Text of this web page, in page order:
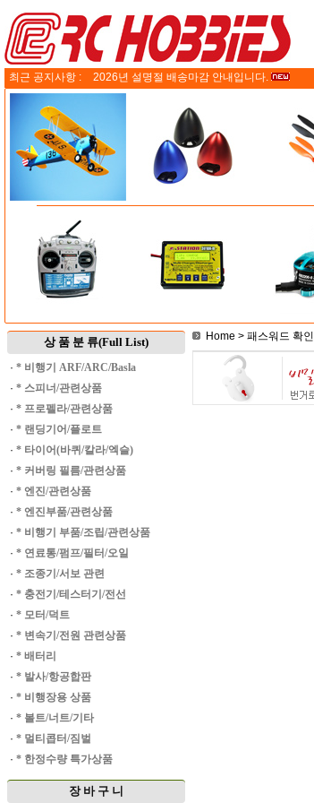
최근 공지사항 : 2026년 설명절 배송마감 안내입니다.
상 품 분 류(Full List)
· * 비행기 ARF/ARC/Basla
· * 스피너/관련상품
· * 프로펠라/관련상품
· * 랜딩기어/플로트
· * 타이어(바퀴/칼라/엑슬)
· * 커버링 필름/관련상품
· * 엔진/관련상품
· * 엔진부품/관련상품
· * 비행기 부품/조립/관련상품
· * 연료통/펌프/필터/오일
· * 조종기/서보 관련
· * 충전기/테스터기/전선
· * 모터/덕트
· * 변속기/전원 관련상품
· * 배터리
· * 발사/항공합판
· * 비행장용 상품
· * 볼트/너트/기타
· * 멀티콥터/짐벌
· * 한정수량 특가상품
장 바 구 니
Home > 패스워드 확인